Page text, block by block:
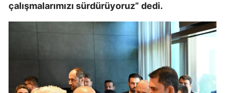
çalışmalarımızı sürdürüyoruz” dedi.